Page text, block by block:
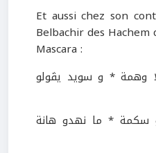
Et aussi chez son
Belbachir des Hachem
Mascara :
وهمة * و سويد يڤولو
سكمة * ما نهدو هانة